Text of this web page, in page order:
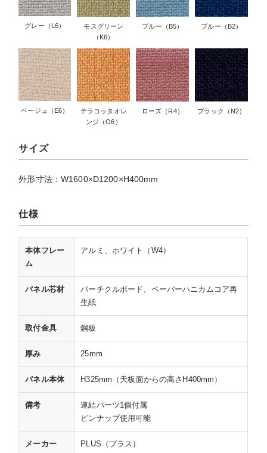
グレー（L6）
モスグリーン
（K6）
ブルー（B5） ブルー（B2）
ベージュ（E6）
テラコッタオレ
ンジ（O6）
ローズ（R4） ブラック（N2）
サイズ
外形寸法：W1600×D1200×H400mm
仕様
本体フレー
ム
アルミ、ホワイト（W4）
パネル芯材
パーチクルボード、ペーパーハニカムコア再
生紙
取付金具 鋼板
厚み 25mm
パネル本体 H325mm（天板面からの高さH400mm）
備考
連結パーツ1個付属
ピンナップ使用可能
メーカー PLUS（プラス）